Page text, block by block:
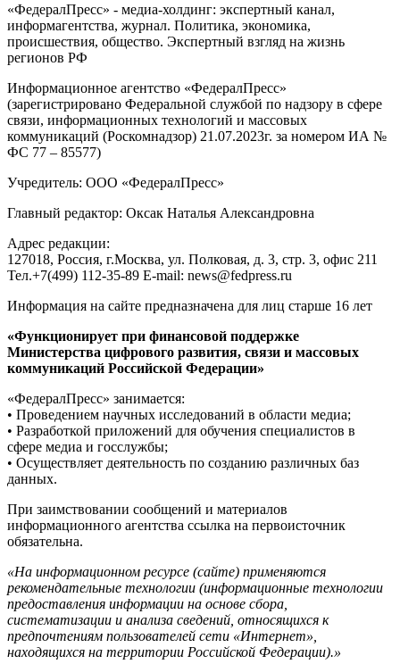
«ФедералПресс» - медиа-холдинг: экспертный канал,
информагентства, журнал. Политика, экономика,
происшествия, общество. Экспертный взгляд на жизнь
регионов РФ
Информационное агентство «ФедералПресс»
(зарегистрировано Федеральной службой по надзору в сфере
связи, информационных технологий и массовых
коммуникаций (Роскомнадзор) 21.07.2023г. за номером ИА №
ФС 77 – 85577)
Учредитель: ООО «ФедералПресс»
Главный редактор: Оксак Наталья Александровна
Адрес редакции:
127018, Россия, г.Москва, ул. Полковая, д. 3, стр. 3, офис 211
Тел.+7(499) 112-35-89 E-mail: news@fedpress.ru
Информация на сайте предназначена для лиц старше 16 лет
«Функционирует при финансовой поддержке
Министерства цифрового развития, связи и массовых
коммуникаций Российской Федерации»
«ФедералПресс» занимается:
• Проведением научных исследований в области медиа;
• Разработкой приложений для обучения специалистов в
сфере медиа и госслужбы;
• Осуществляет деятельность по созданию различных баз
данных.
При заимствовании сообщений и материалов
информационного агентства ссылка на первоисточник
обязательна.
«На информационном ресурсе (сайте) применяются
рекомендательные технологии (информационные технологии
предоставления информации на основе сбора,
систематизации и анализа сведений, относящихся к
предпочтениям пользователей сети «Интернет»,
находящихся на территории Российской Федерации).»